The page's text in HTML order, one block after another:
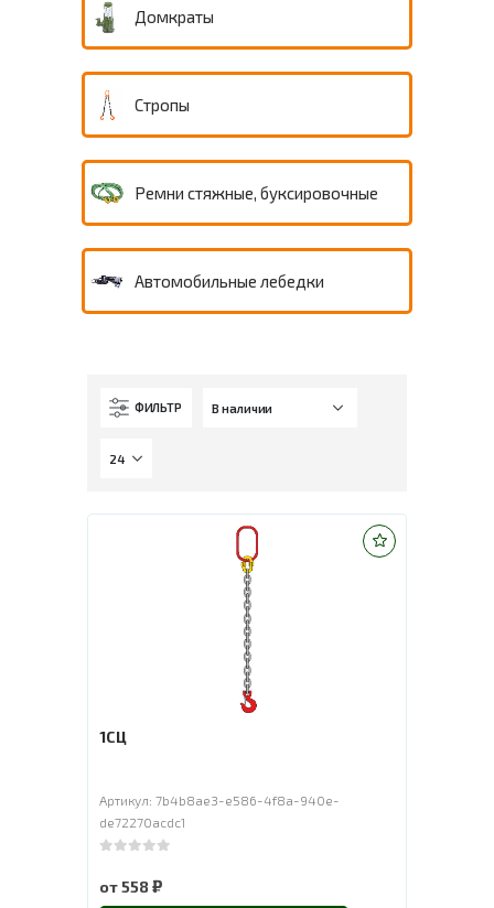
Домкраты
Стропы
Ремни стяжные, буксировочные
Автомобильные лебедки
ФИЛЬТР
1СЦ
Артикул: 7b4b8ae3-e586-4f8a-940e-
de72270acdc1
от558₽